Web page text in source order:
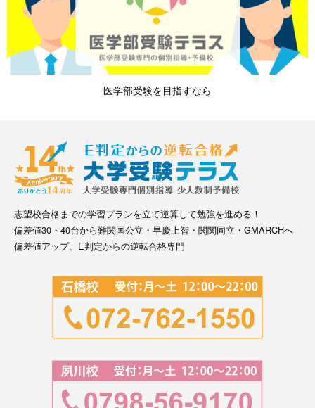
医学部受験を目指すなら
志望校合格までの学習プランを立て逆算して勉強を進める！
偏差値30・40台から難関国公立・早慶上智・関関同立・GMARCHへ
偏差値アップ、E判定からの逆転合格専門